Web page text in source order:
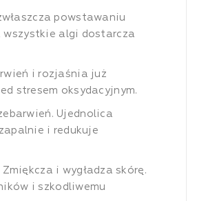
powstawaniu
wszystkie algi dostarcza
i rozjaśnia już
stresem oksydacyjnym.
Ujednolica
i redukuje
i wygładza skórę.
i szkodliwemu